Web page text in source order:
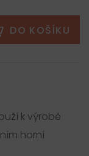
DO KOŠÍKU
k výrobě
horní